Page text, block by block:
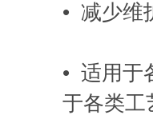
• 减少维
• 适用于
于各类工